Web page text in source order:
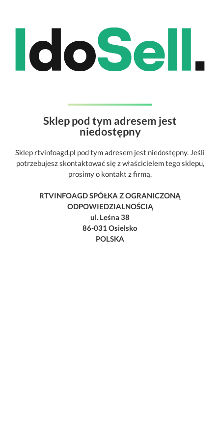
Sklep pod tym adresem jest
niedostępny
Sklep rtvinfoagd.pl pod tym adresem jest niedostępny. Jeśli
potrzebujesz skontaktować się z właścicielem tego sklepu,
prosimy o kontakt z firmą.
RTVINFOAGD SPÓŁKA Z OGRANICZONĄ
ODPOWIEDZIALNOŚCIĄ
ul. Leśna 38
86-031 Osielsko
POLSKA